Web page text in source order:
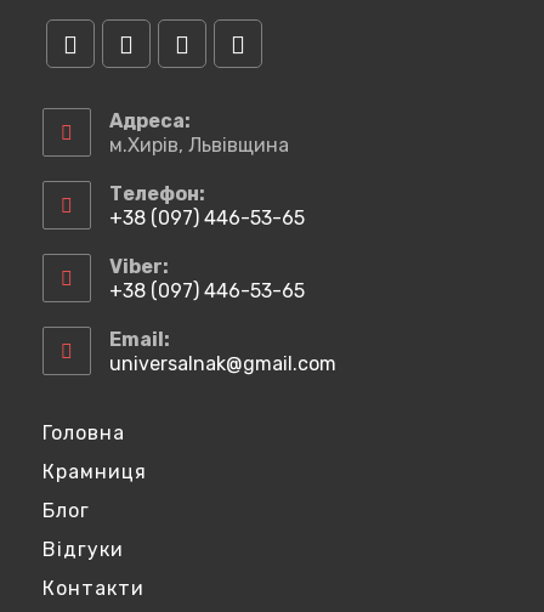
новій
новій
вкладці
новій
вкладцівкладці
Адреса:
м.Хирів, Львівщина
Телефон:
+38 (097) 446-53-65
у
вашому
Viber:
+38 (097) 446-53-65
у
вашому
Email:
universalnak@gmail.com
Головна
Крамниця
Блог
Відгуки
Контакти